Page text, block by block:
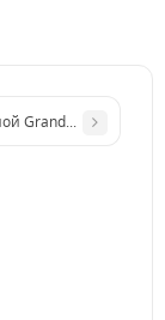
(под замок)
Grandlock ZS-150